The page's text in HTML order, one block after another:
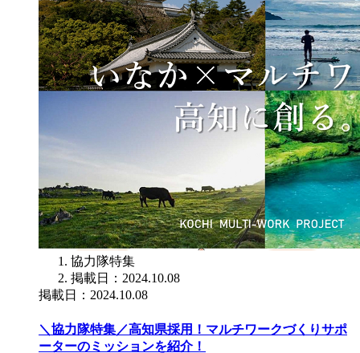
協力隊特集
掲載日：2024.10.08
掲載日：2024.10.08
＼協力隊特集／高知県採用！マルチワークづくりサポ
ーターのミッションを紹介！